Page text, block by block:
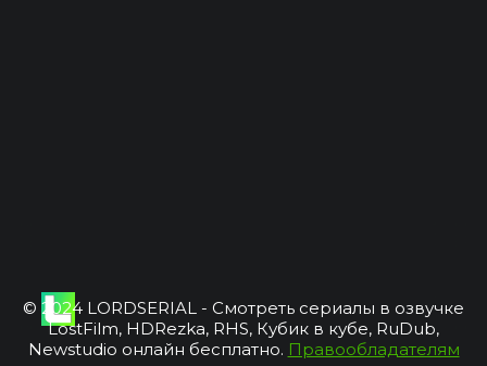
© 2024 LORDSERIAL - Смотреть сериалы в озвучке
LostFilm, HDRezka, RHS, Кубик в кубе, RuDub,
Newstudio онлайн бесплатно. Правообладателям